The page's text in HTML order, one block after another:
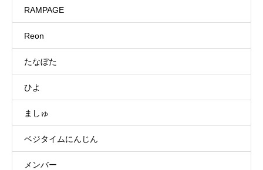
RAMPAGE
Reon
たなぼた
ひよ
ましゅ
ベジタイムにんじん
メンバー